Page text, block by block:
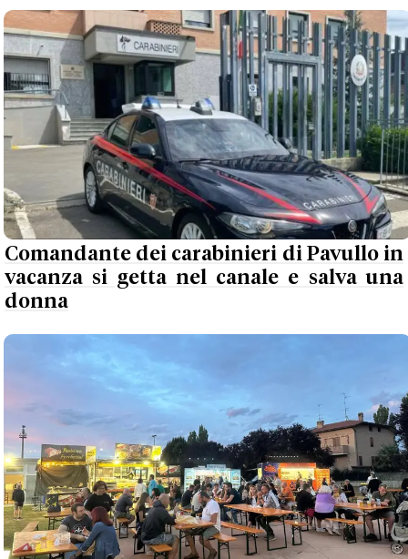
Comandante dei carabinieri di Pavullo in
vacanza si getta nel canale e salva una
donna